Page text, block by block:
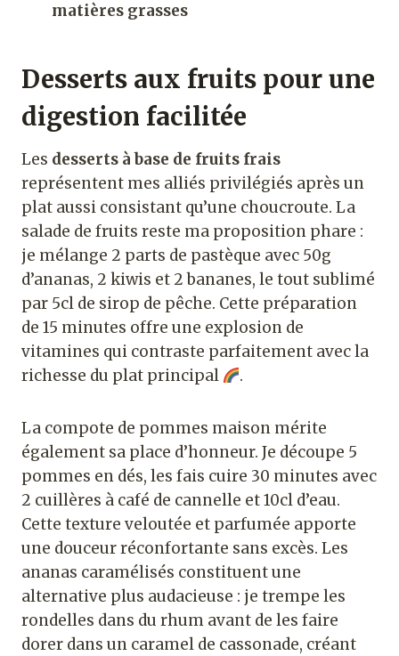
matières grasses
Desserts aux fruits pour une
digestion facilitée
Les desserts à base de fruits frais
représentent mes alliés privilégiés après un
plat aussi consistant qu’une choucroute. La
salade de fruits reste ma proposition phare :
je mélange 2 parts de pastèque avec 50g
d’ananas, 2 kiwis et 2 bananes, le tout sublimé
par 5cl de sirop de pêche. Cette préparation
de 15 minutes offre une explosion de
vitamines qui contraste parfaitement avec la
richesse du plat principal
.
La compote de pommes maison mérite
également sa place d’honneur. Je découpe 5
pommes en dés, les fais cuire 30 minutes avec
2 cuillères à café de cannelle et 10cl d’eau.
Cette texture veloutée et parfumée apporte
une douceur réconfortante sans excès. Les
ananas caramélisés constituent une
alternative plus audacieuse : je trempe les
rondelles dans du rhum avant de les faire
dorer dans un caramel de cassonade, créant